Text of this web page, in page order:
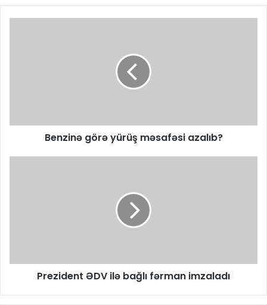
Benzinə görə yürüş məsafəsi azalıb?
Prezident ƏDV ilə bağlı fərman imzaladı